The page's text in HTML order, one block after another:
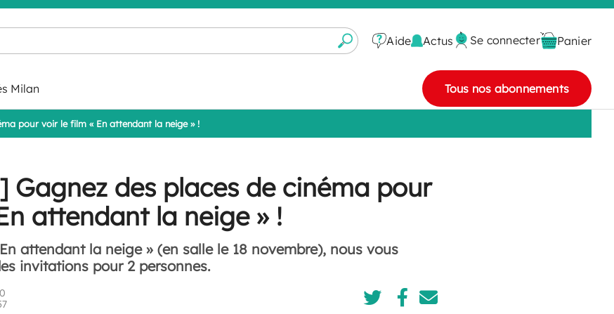
Aide Actus Se connecter Panier
Milan Tous nos abonnements
pour voir le film « En attendant la neige » !
Gagnez des places de cinéma pour
attendant la neige » !
attendant la neige » (en salle le 18 novembre), nous vous
invitations pour 2 personnes.